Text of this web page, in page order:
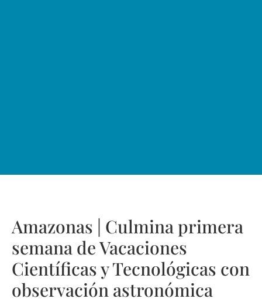
Amazonas | Culmina primera
semana de Vacaciones
Científicas y Tecnológicas con
observación astronómica